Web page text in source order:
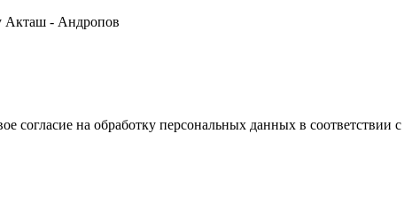
Акташ - Андропов
согласие на обработку персональных данных в соответствии с